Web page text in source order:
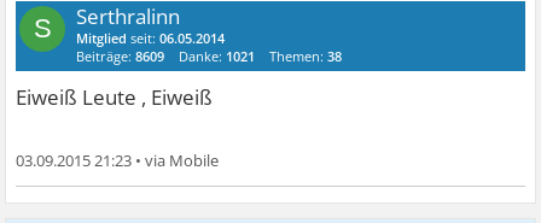
S Serthralinn
Mitglied seit:06.05.2014
Beiträge:8609 Danke: 1021 Themen:38
Eiweiß Leute , Eiweiß
03.09.2015 21:23 •